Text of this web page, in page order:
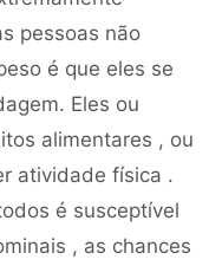
pessoas não
é que eles se
Eles ou
alimentares , ou
atividade física .
é susceptível
, as chances